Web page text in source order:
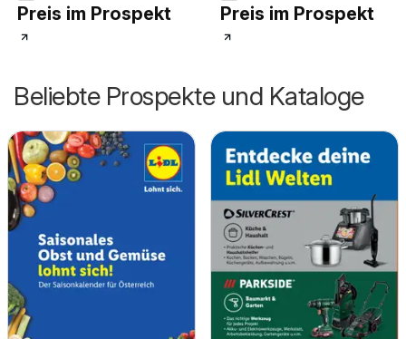
Preis im Prospekt Preis im Prospekt
Beliebte Prospekte und Kataloge